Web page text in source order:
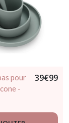
pour
-
39€99